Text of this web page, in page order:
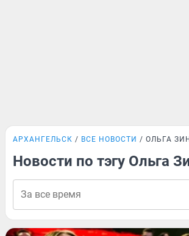
АРХАНГЕЛЬСК ВСЕ НОВОСТИ ОЛЬГА
Новости по тэгу Ольга